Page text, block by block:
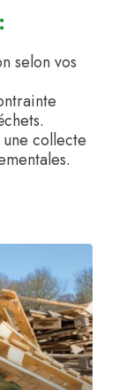
selon vos
une collecte